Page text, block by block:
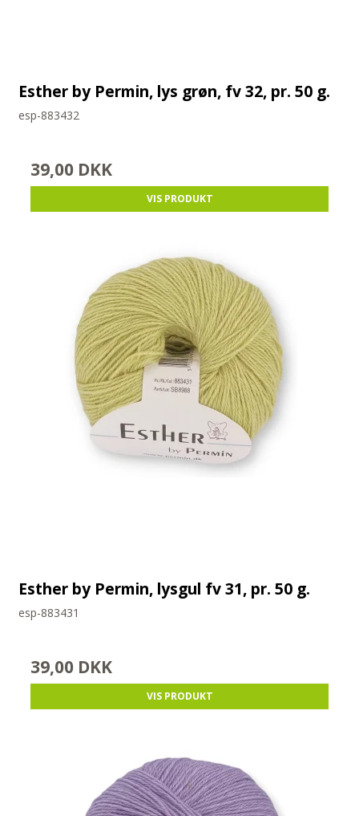
Esther by Permin, lys grøn, fv 32, pr. 50 g.
esp-883432
39,00 DKK
VIS PRODUKT
Esther by Permin, lysgul fv 31, pr. 50 g.
esp-883431
39,00 DKK
VIS PRODUKT